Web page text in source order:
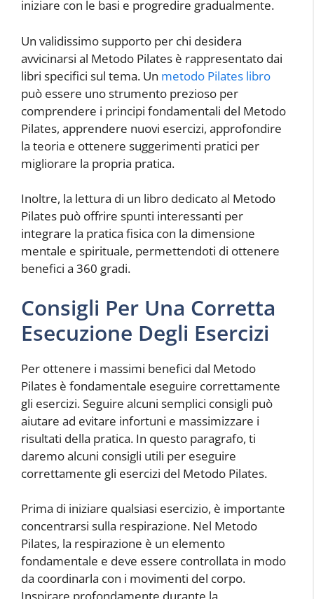
iniziare con le basi e progredire gradualmente.
Un validissimo supporto per chi desidera
avvicinarsi al Metodo Pilates è rappresentato dai
libri specifici sul tema. Un metodo Pilates libro
può essere uno strumento prezioso per
comprendere i principi fondamentali del Metodo
Pilates, apprendere nuovi esercizi, approfondire
la teoria e ottenere suggerimenti pratici per
migliorare la propria pratica.
Inoltre, la lettura di un libro dedicato al Metodo
Pilates può offrire spunti interessanti per
integrare la pratica fisica con la dimensione
mentale e spirituale, permettendoti di ottenere
benefici a 360 gradi.
Consigli Per Una Corretta
Esecuzione Degli Esercizi
Per ottenere i massimi benefici dal Metodo
Pilates è fondamentale eseguire correttamente
gli esercizi. Seguire alcuni semplici consigli può
aiutare ad evitare infortuni e massimizzare i
risultati della pratica. In questo paragrafo, ti
daremo alcuni consigli utili per eseguire
correttamente gli esercizi del Metodo Pilates.
Prima di iniziare qualsiasi esercizio, è importante
concentrarsi sulla respirazione. Nel Metodo
Pilates, la respirazione è un elemento
fondamentale e deve essere controllata in modo
da coordinarla con i movimenti del corpo.